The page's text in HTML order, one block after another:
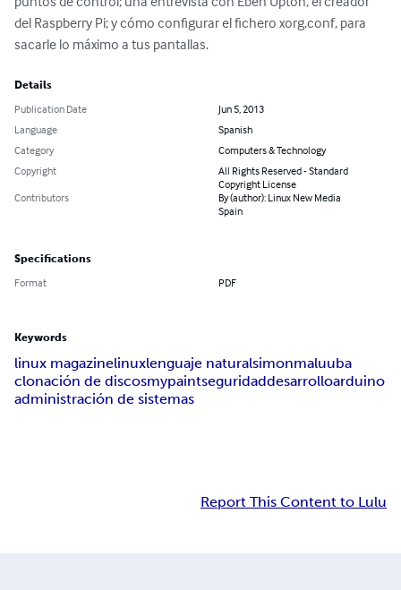
del Raspberry Pi; y cómo configurar el fichero xorg.conf, para
sacarle lo máximo a tus pantallas.
Details
Publication Date
Jun 5, 2013
Language
Spanish
Category
Computers & Technology
Copyright
All Rights Reserved - Standard
Copyright License
Contributors
By (author): Linux New Media
Spain
Specifications
Format PDF
Keywords
linux magazinelinuxlenguaje naturalsimonmaluuba
clonación de discosmypaintseguridaddesarrolloarduino
administración de sistemas
Report This Content to Lulu